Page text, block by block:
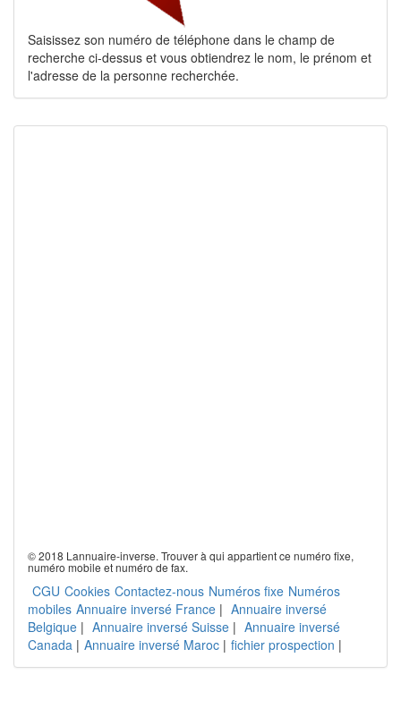
Saisissez son numéro de téléphone dans le champ de
recherche ci-dessus et vous obtiendrez le nom, le prénom et
l'adresse de la personne recherchée.
© 2018 Lannuaire-inverse. Trouver à qui appartient ce numéro fixe,
numéro mobile et numéro de fax.
CGU Cookies Contactez-nous Numéros fixe Numéros
mobiles Annuaire inversé France | Annuaire inversé
Belgique | Annuaire inversé Suisse | Annuaire inversé
Canada | Annuaire inversé Maroc | fichier prospection |